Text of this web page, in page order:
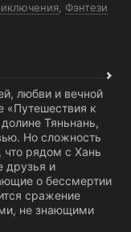
Фэнтези
любви и вечной
«Путешествия к
Тяньнань,
Но сложность
что рядом с Хань
друзья и
о бессмертии
сражение
не знающими